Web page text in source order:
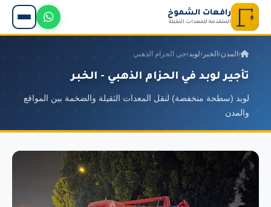
رافعات الشموخ
المتقدمة للمعدات الثقيلة
› المدن› الخبر ›لوبد›حي الحزام الذهبي
تأجير لوبد في الحزام الذهبي - الخبر
لوبد (سطحة منخفضة) لنقل المعدات الثقيلة والضخمة بين المواقع
والمدن